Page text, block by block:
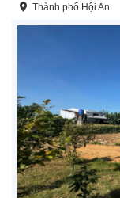
Thành phố Hội An